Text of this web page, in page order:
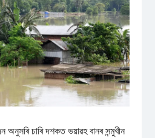
অনুসৰি চাৰি দশকত ভয়াৱহ বানৰ সন্মুখীন